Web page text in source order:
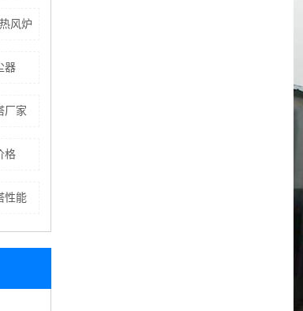
风炉
器
厂家
格
性能